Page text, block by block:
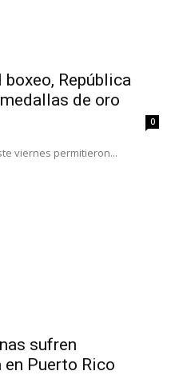
República
de oro
0
viernes permitieron...
sufren
Puerto Rico